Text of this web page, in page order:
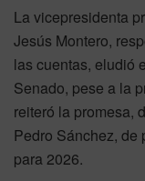
La vicepresidenta
Jesús Montero,
las cuentas, eludió
Senado, pese a la
reiteró la promesa,
Pedro Sánchez, de
para 2026.